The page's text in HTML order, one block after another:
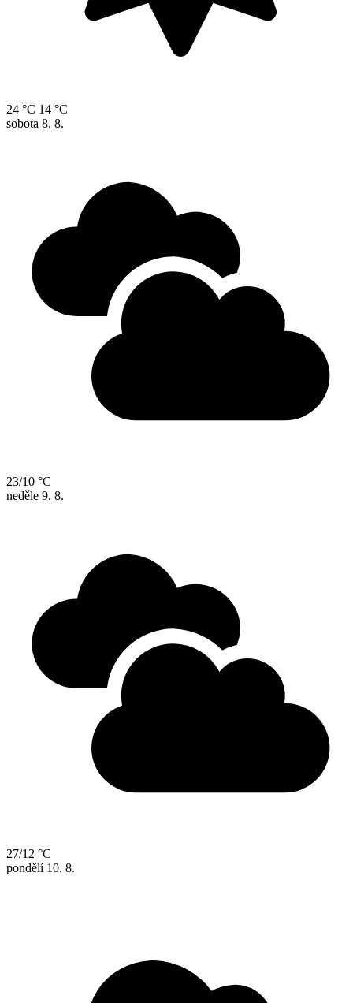
24 °C 14 °C
sobota 8. 8.
23/10 °C
neděle 9. 8.
27/12 °C
pondělí 10. 8.